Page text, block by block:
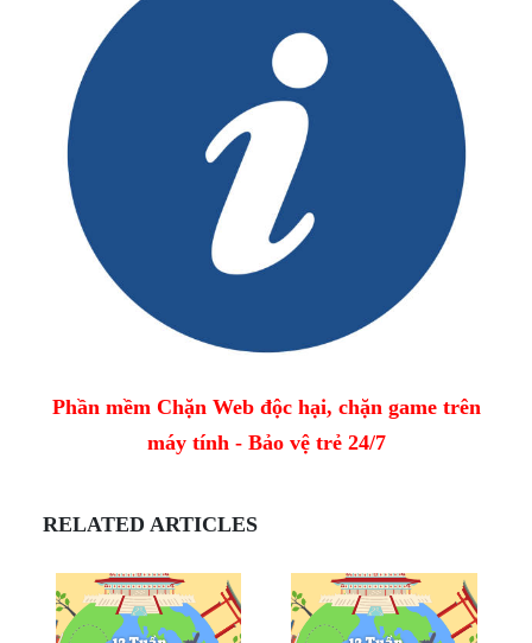
Phần mềm Chặn Web độc hại, chặn game trên
máy tính - Bảo vệ trẻ 24/7
RELATED ARTICLES